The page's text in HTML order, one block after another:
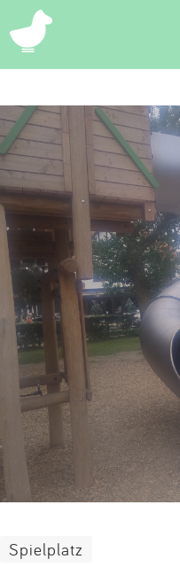
Spielplatz